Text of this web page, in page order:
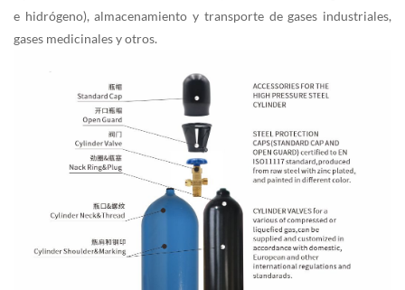
e hidrógeno), almacenamiento y transporte de gases industriales,
gases medicinales y otros.